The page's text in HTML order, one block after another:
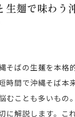
生麺で味わう
そばの生麺を本格
時間で沖縄そば本
むことも多いもの
に解説します。こ